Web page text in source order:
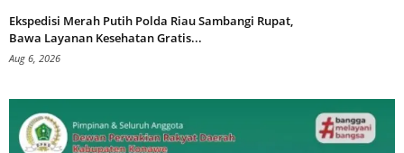
Ekspedisi Merah Putih Polda Riau Sambangi Rupat,
Bawa Layanan Kesehatan Gratis...
Aug 6, 2026